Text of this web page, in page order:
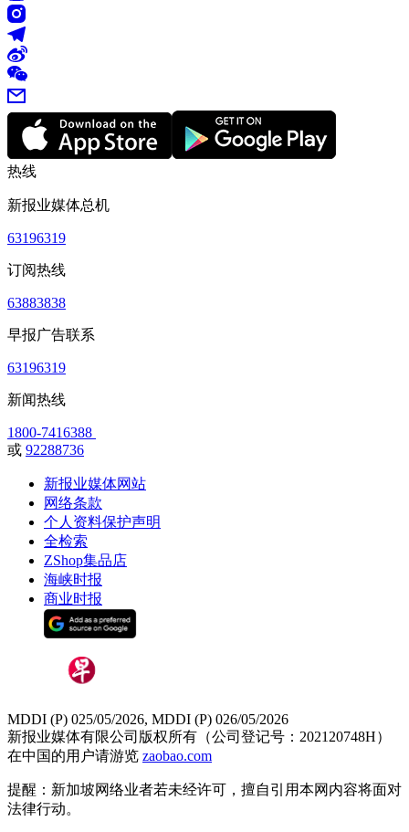
热线
新报业媒体总机
63196319
订阅热线
63883838
早报广告联系
63196319
新闻热线
1800-7416388
或 92288736
新报业媒体网站
网络条款
个人资料保护声明
全检索
ZShop集品店
海峡时报
商业时报
MDDI (P) 025/05/2026, MDDI (P) 026/05/2026
新报业媒体有限公司版权所有（公司登记号：202120748H）
在中国的用户请游览 zaobao.com
提醒：新加坡网络业者若未经许可，擅自引用本网内容将面对
法律行动。